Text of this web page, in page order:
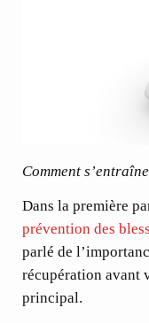
Comment
Dans la première
prévention des
parlé de
récupération avant
principal.